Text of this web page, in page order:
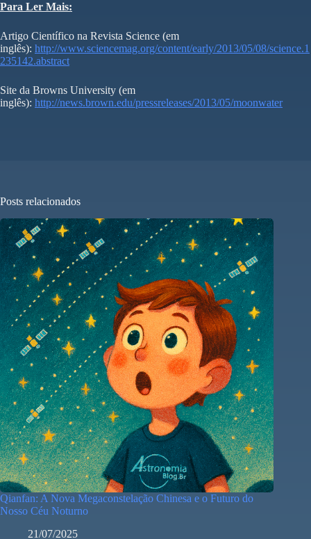
Para Ler Mais:
Artigo Científico na Revista Science (em
inglês): http://www.sciencemag.org/content/early/2013/05/08/science.1
235142.abstract
Site da Browns University (em
inglês): http://news.brown.edu/pressreleases/2013/05/moonwater
Posts relacionados
Qianfan: A Nova Megaconstelação Chinesa e o Futuro do
Nosso Céu Noturno
21/07/2025